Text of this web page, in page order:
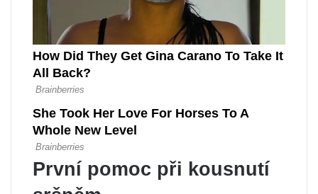
První pomoc při kousnutí